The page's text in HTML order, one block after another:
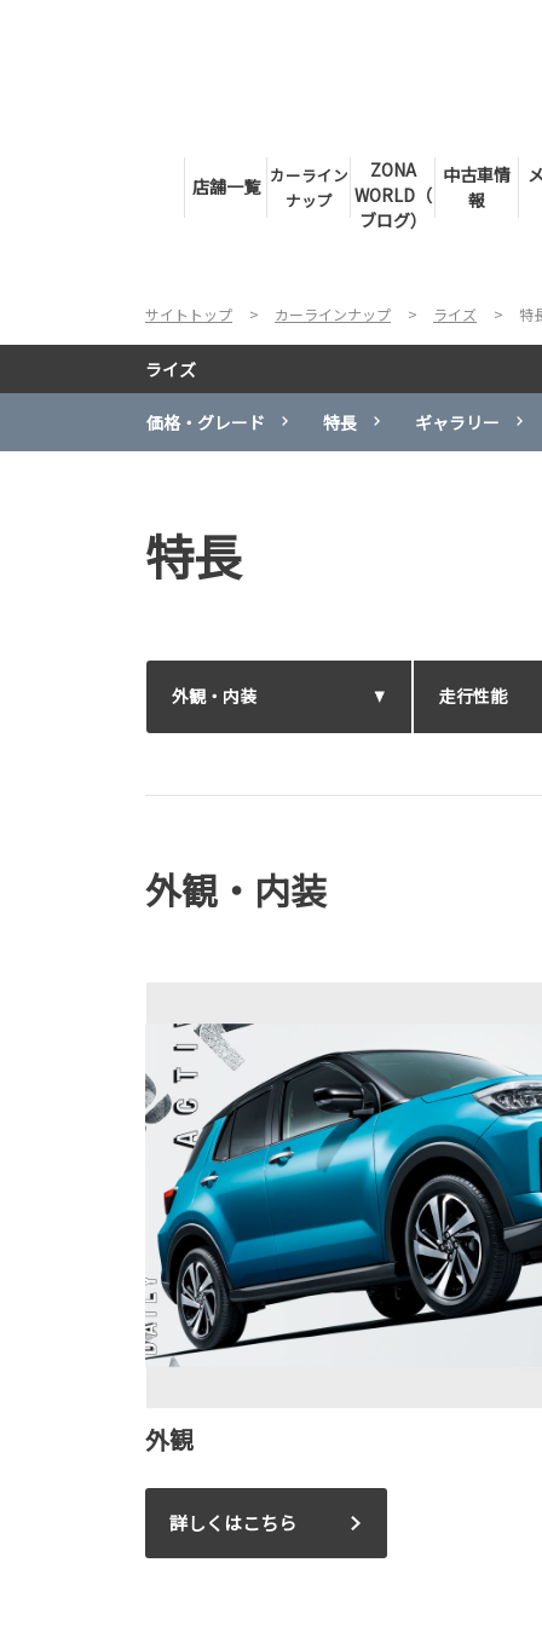
店舗一覧 カーライン
ナップ
ZONA
WORLD（
ブログ）
中古車情
報
サイトトップ カーラインナップ ライズ 特
ライズ
価格・グレード 特長 ギャラリー
特長
外観・内装 走行性能
外観・内装
外観
詳しくはこちら